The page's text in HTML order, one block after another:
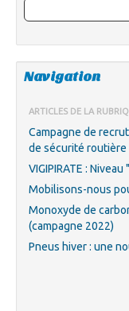
Navigation
ARTICLES DE LA
Campagne de
de sécurité routière
VIGIPIRATE :
Mobilisons-nous
Monoxyde de
(campagne 2022)
Pneus hiver : une